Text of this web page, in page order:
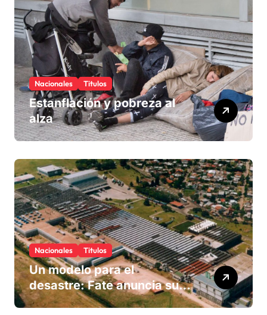
Nacionales Titulos
Estanflación y pobreza al
alza
Nacionales Titulos
Un modelo para el
desastre: Fate anuncia su
cierre definitivo y despide a